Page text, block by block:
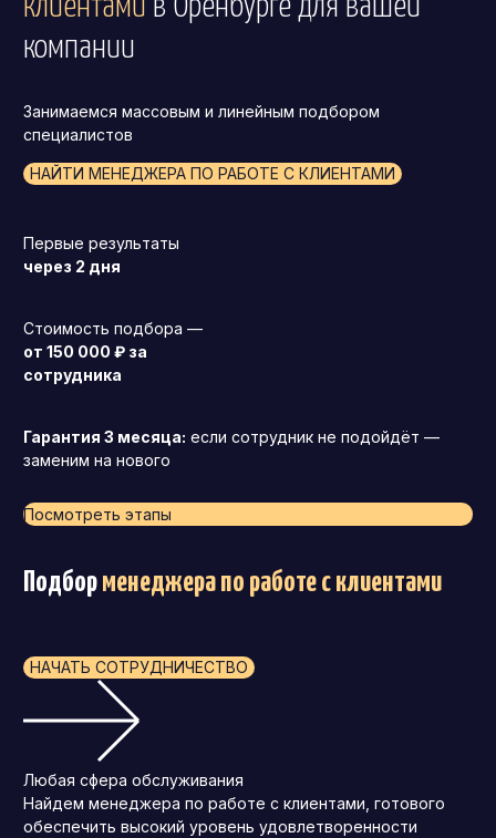
клиентами в Оренбурге для вашей
компании
Занимаемся массовым и линейным подбором
специалистов
НАЙТИ МЕНЕДЖЕРА ПО РАБОТЕ С КЛИЕНТАМИ
Первые результаты
через 2 дня
Стоимость подбора —
от 150 000 ₽ за
сотрудника
Гарантия 3 месяца: если сотрудник не подойдёт —
заменим на нового
Посмотреть этапы
Подборменеджера по работе с клиентами
НАЧАТЬ СОТРУДНИЧЕСТВО
Любая сфера обслуживания
Найдем менеджера по работе с клиентами, готового
обеспечить высокий уровень удовлетворенности